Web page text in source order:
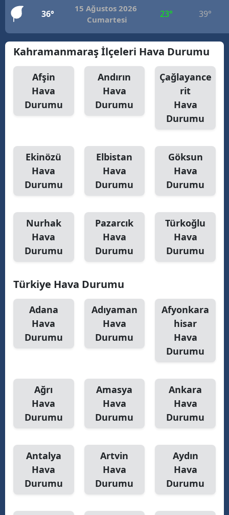
Kırşehir
Konya
Kütahya
Malatya
Manisa
Kahramanmaraş
Mardin
Muğla
Nevşehir
Niğde
Ordu
Sakarya
Samsun
Siirt
Tekirdağ
Trabzon
Tunceli
Şanlıurfa
Uşak
36°
15 Ağustos 2026
Cumartesi
23° 39°
Kahramanmaraş İlçeleri Hava Durumu
Afşin
Hava
Durumu
Andırın
Hava
Durumu
Çağlayance
rit
Hava
Durumu
Ekinözü
Hava
Durumu
Elbistan
Hava
Durumu
Göksun
Hava
Durumu
Nurhak
Hava
Durumu
Pazarcık
Hava
Durumu
Türkoğlu
Hava
Durumu
Türkiye Hava Durumu
Adana
Hava
Durumu
Adıyaman
Hava
Durumu
Afyonkara
hisar
Hava
Durumu
Ağrı
Hava
Durumu
Amasya
Hava
Durumu
Ankara
Hava
Durumu
Antalya
Hava
Durumu
Artvin
Hava
Durumu
Aydın
Hava
Durumu